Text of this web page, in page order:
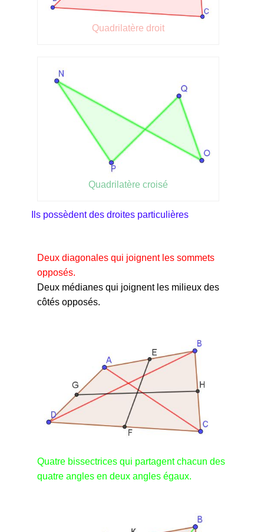
Quadrilatère droit
Quadrilatère croisé
Ils possèdent des droites particulières
Deux diagonales qui joignent les sommets
opposés.
Deux médianes qui joignent les milieux des
côtés opposés.
Quatre bissectrices qui partagent chacun des
quatre angles en deux angles égaux.